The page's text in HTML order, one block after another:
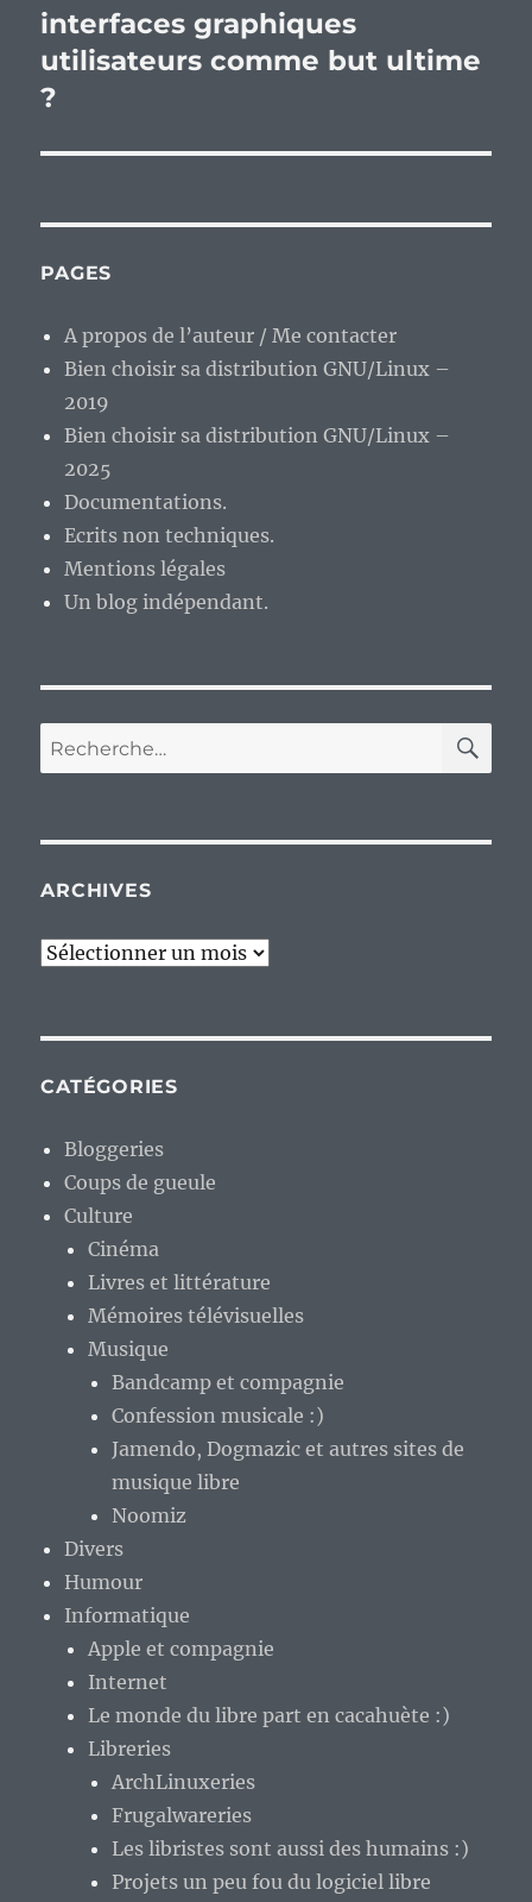
suivante :
interfaces graphiques
utilisateurs comme but ultime
?
PAGES
A propos de l’auteur / Me contacter
Bien choisir sa distribution GNU/Linux –
2019
Bien choisir sa distribution GNU/Linux –
2025
Documentations.
Ecrits non techniques.
Mentions légales
Un blog indépendant.
Recherche
pour :
ARCHIVES
Archives
CATÉGORIES
Bloggeries
Coups de gueule
Culture
Cinéma
Livres et littérature
Mémoires télévisuelles
Musique
Bandcamp et compagnie
Confession musicale :)
Jamendo, Dogmazic et autres sites de
musique libre
Noomiz
Divers
Humour
Informatique
Apple et compagnie
Internet
Le monde du libre part en cacahuète :)
Libreries
ArchLinuxeries
Frugalwareries
Les libristes sont aussi des humains :)
Projets un peu fou du logiciel libre